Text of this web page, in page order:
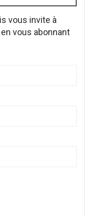
vous invite à
vous abonnant